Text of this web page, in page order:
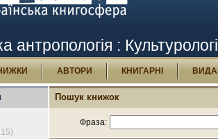
антропологія :
АВТОРИ КНИГАРНІ
Пошук книжок
Фраза: